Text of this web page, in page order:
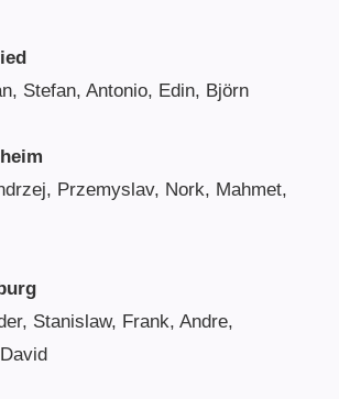
Stefan, Antonio, Edin, Björn
Przemyslav, Nork, Mahmet,
Stanislaw, Frank, Andre,